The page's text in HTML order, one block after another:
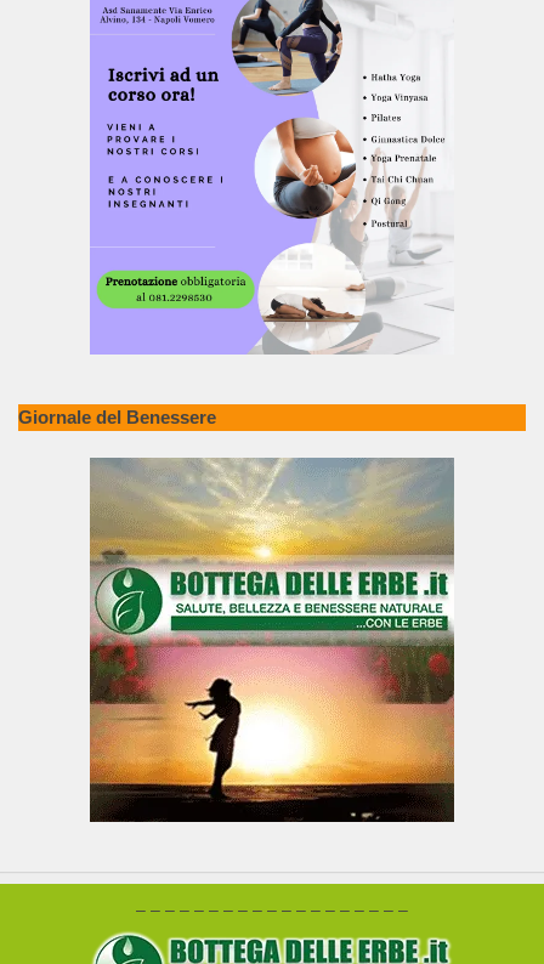
Giornale del Benessere
– – – – – – – – – – – – – – – – – – –